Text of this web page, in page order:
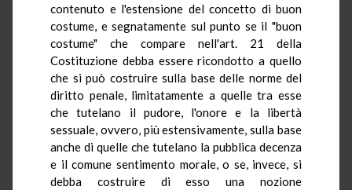
contenuto e l'estensione del concetto di buon
costume, e segnatamente sul punto se il "buon
costume" che compare nell'art. 21 della
Costituzione debba essere ricondotto a quello
che si può costruire sulla base delle norme del
diritto penale, limitatamente a quelle tra esse
che tutelano il pudore, l'onore e la libertà
sessuale, ovvero, più estensivamente, sulla base
anche di quelle che tutelano la pubblica decenza
e il comune sentimento morale, o se, invece, si
debba costruire di esso una nozione